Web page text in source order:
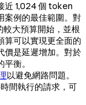
近 1,024 個 token
案例的最佳範圍。對
大預算開始，並根
算可以實現更全面的
價是延遲增加。對於
衡。
以避免網路問題。
間執行的請求，可